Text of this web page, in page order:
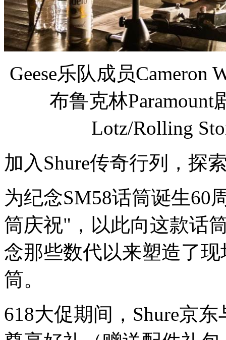
Geese乐队成员Cameron
布鲁克林
Lotz/Rolling
加入Shure传奇行列，探
为纪念SM58话筒诞生60
筒庆祝"，以此向这款话
念那些数代以来塑造了
筒。
618大促期间，Shure京